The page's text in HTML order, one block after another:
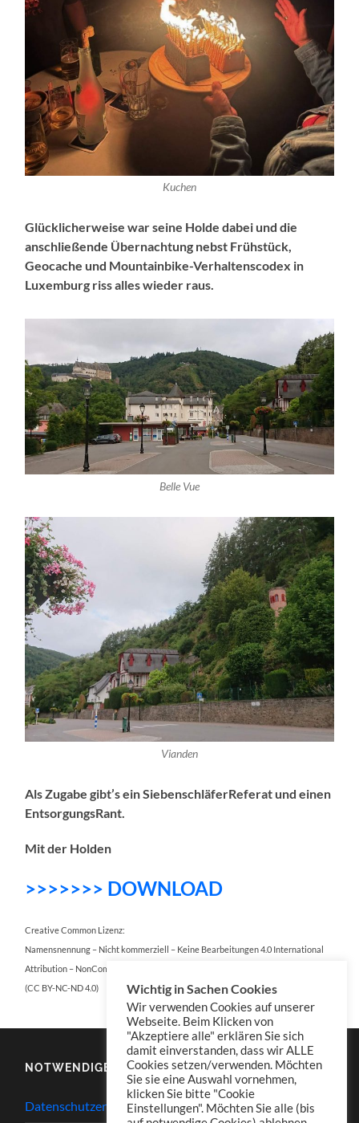
Kuchen
Glücklicherweise war seine Holde dabei und die
anschließende Übernachtung nebst Frühstück,
Geocache und Mountainbike-Verhaltenscodex in
Luxemburg riss alles wieder raus.
Belle Vue
Vianden
Als Zugabe gibt’s ein SiebenschläferReferat und einen
EntsorgungsRant.
Mit der Holden
>>>>>>> DOWNLOAD
Creative Common Lizenz:
Namensnennung – Nicht kommerziell – Keine Bearbeitungen 4.0 International
Attribution – NonCommercial – NoDerivatives 4.0 International
(CC BY-NC-ND 4.0)
NOTWENDIGES
Datenschutzerklärung
Wichtig in Sachen Cookies
Wir verwenden Cookies auf unserer
Webseite. Beim Klicken von
"Akzeptiere alle" erklären Sie sich
damit einverstanden, dass wir ALLE
Cookies setzen/verwenden. Möchten
Sie sie eine Auswahl vornehmen,
klicken Sie bitte "Cookie
Einstellungen". Möchten Sie alle (bis